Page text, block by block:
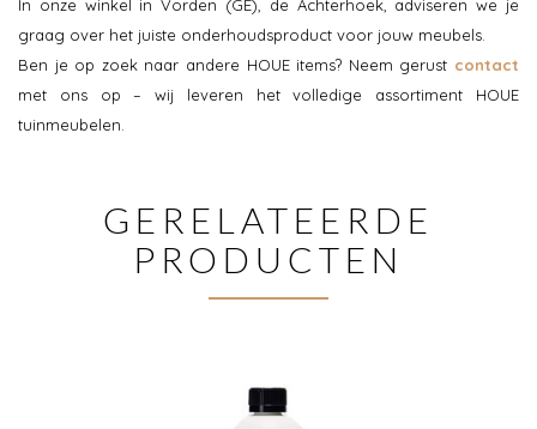
In onze winkel in Vorden (GE), de Achterhoek, adviseren we je
graag over het juiste onderhoudsproduct voor jouw meubels.
Ben je op zoek naar andere HOUE items? Neem gerust contact
met ons op – wij leveren het volledige assortiment HOUE
tuinmeubelen.
GERELATEERDE
PRODUCTEN